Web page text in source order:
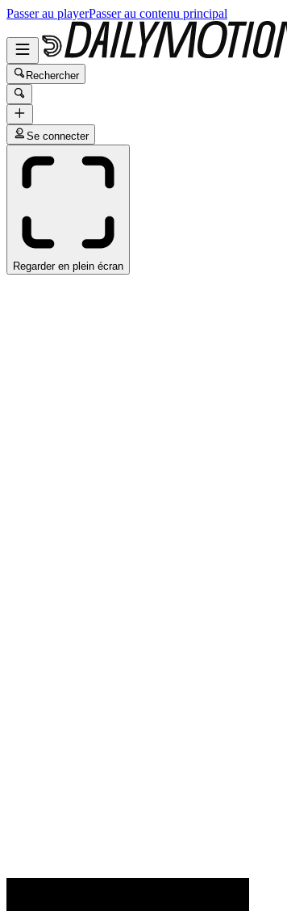
Passer au playerPasser au contenu principal
Rechercher
Se connecter
Regarder en plein écran